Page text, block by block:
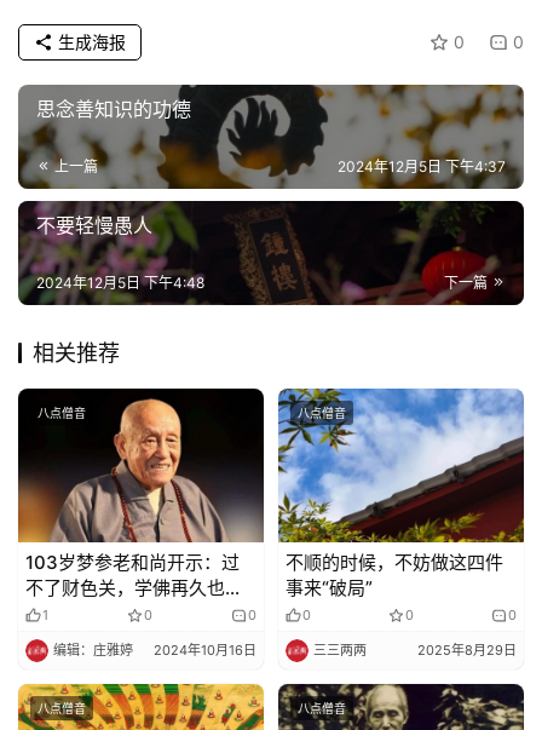
0 0
生成海报
思念善知识的功德
上一篇 2024年12月5日 下午4:37
不要轻慢愚人
下一篇
2024年12月5日 下午4:48
相关推荐
八点僧音
103岁梦参老和尚开示：过
不了财色关，学佛再久也不
算入门！
1 0 0
编辑：庄雅婷 2024年10月16日
八点僧音
不顺的时候，不妨做这四件
事来“破局”
0 0 0
三三两两 2025年8月29日
八点僧音 八点僧音